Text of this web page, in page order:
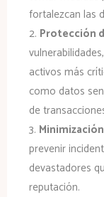
fortalezcan las
2. Protección
activos más
como datos
de
3.
prevenir
devastadores
reputación.